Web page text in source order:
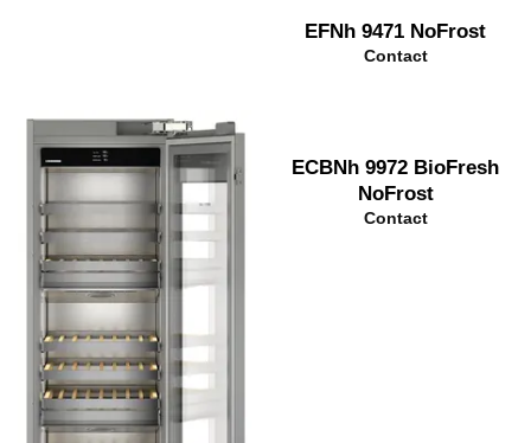
EFNh 9471 NoFrost
Contact
ECBNh 9972 BioFresh
NoFrost
Contact